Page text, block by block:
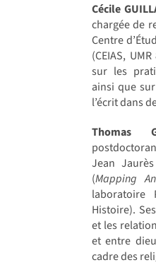
Cécile
chargée de
Centre
(CEIAS,
sur les
ainsi que
l’écrit dans
Thomas
Jean
(Mapping
laboratoire
Histoire).
et les
et entre
cadre des